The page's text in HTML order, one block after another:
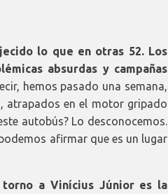
lo que en otras 52. Los
absurdas y campañas
hemos pasado una semana,
atrapados en el motor gripado
autobús? Lo desconocemos.
afirmar que es un lugar
torno a Vinícius Júnior es la